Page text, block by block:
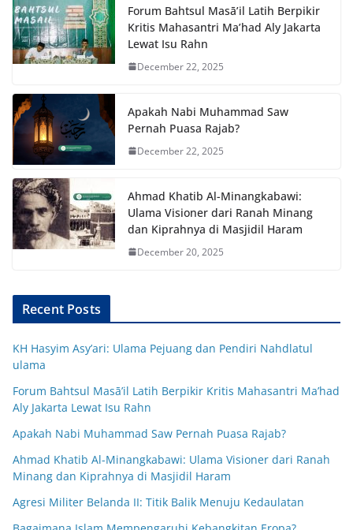
Forum Bahtsul Masā’il Latih Berpikir
Kritis Mahasantri Ma’had Aly Jakarta
Lewat Isu Rahn
December 22, 2025
Apakah Nabi Muhammad Saw
Pernah Puasa Rajab?
December 22, 2025
Ahmad Khatib Al-Minangkabawi:
Ulama Visioner dari Ranah Minang
dan Kiprahnya di Masjidil Haram
December 20, 2025
Recent Posts
KH Hasyim Asy’ari: Ulama Pejuang dan Pendiri Nahdlatul
ulama
Forum Bahtsul Masā’il Latih Berpikir Kritis Mahasantri Ma’had
Aly Jakarta Lewat Isu Rahn
Apakah Nabi Muhammad Saw Pernah Puasa Rajab?
Ahmad Khatib Al-Minangkabawi: Ulama Visioner dari Ranah
Minang dan Kiprahnya di Masjidil Haram
Agresi Militer Belanda II: Titik Balik Menuju Kedaulatan